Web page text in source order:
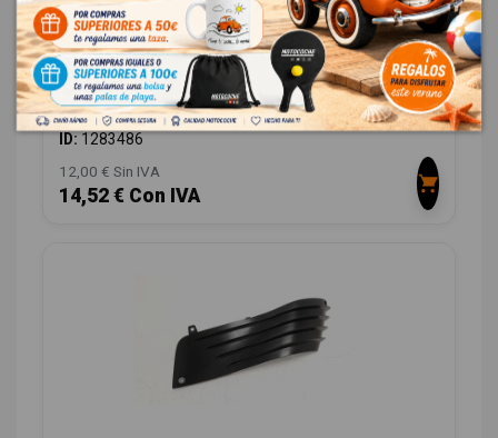
MOLDURA 320970013A
KAWASAKI ZZR 1400
OEM:320970013A
ID:1283486
12,00 € Sin IVA
14,52 € Con IVA